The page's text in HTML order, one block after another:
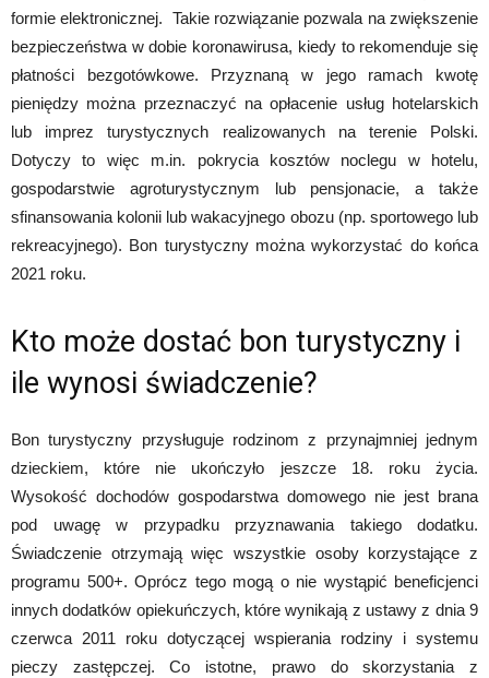
formie elektronicznej. Takie rozwiązanie pozwala na zwiększenie
bezpieczeństwa w dobie koronawirusa, kiedy to rekomenduje się
płatności bezgotówkowe. Przyznaną w jego ramach kwotę
pieniędzy można przeznaczyć na opłacenie usług hotelarskich
lub imprez turystycznych realizowanych na terenie Polski.
Dotyczy to więc m.in. pokrycia kosztów noclegu w hotelu,
gospodarstwie agroturystycznym lub pensjonacie, a także
sfinansowania kolonii lub wakacyjnego obozu (np. sportowego lub
rekreacyjnego). Bon turystyczny można wykorzystać do końca
2021 roku.
Kto może dostać bon turystyczny i
ile wynosi świadczenie?
Bon turystyczny przysługuje rodzinom z przynajmniej jednym
dzieckiem, które nie ukończyło jeszcze 18. roku życia.
Wysokość dochodów gospodarstwa domowego nie jest brana
pod uwagę w przypadku przyznawania takiego dodatku.
Świadczenie otrzymają więc wszystkie osoby korzystające z
programu 500+. Oprócz tego mogą o nie wystąpić beneficjenci
innych dodatków opiekuńczych, które wynikają z ustawy z dnia 9
czerwca 2011 roku dotyczącej wspierania rodziny i systemu
pieczy zastępczej. Co istotne, prawo do skorzystania z